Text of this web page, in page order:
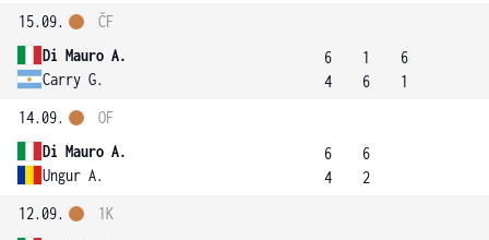
15.09.
Di Mauro A.
Carry G.
ČF
6
4
1
6
6
1
14.09.
Di Mauro A.
Ungur A.
OF
6
4
6
2
12.09.
1K